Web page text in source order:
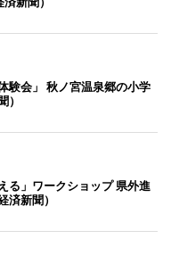
験会」 秋ノ宮温泉郷の小学
）
る」ワークショップ 県外進
済新聞）